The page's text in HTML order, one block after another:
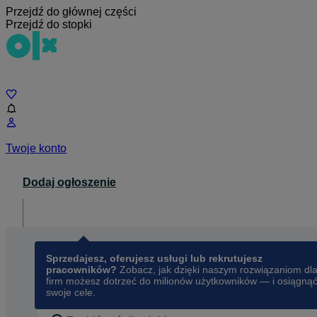
Przejdź do głównej części
Przejdź do stopki
Twoje konto
Dodaj ogłoszenie
Sprzedajesz, oferujesz usługi lub rekrutujesz
pracowników? Zobacz, jak dzięki naszym rozwiązaniom dla
firm możesz dotrzeć do milionów użytkowników — i osiągnąć
swoje cele.